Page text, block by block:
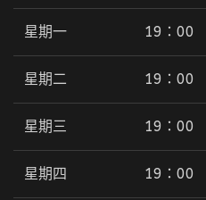
星期一 19：00
星期二 19：00
星期三 19：00
星期四 19：00